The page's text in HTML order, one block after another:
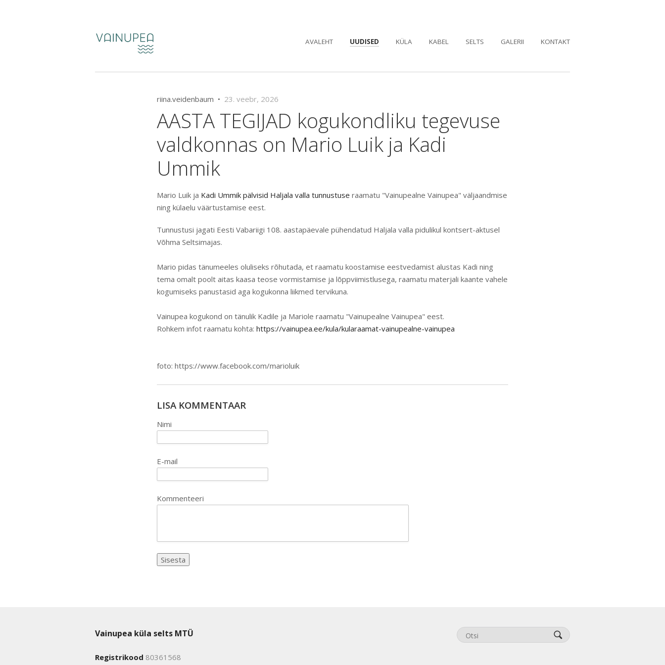
AVALEHT UUDISED KÜLA KABEL SELTS GALERII KONTAKT
riina.veidenbaum • 23. veebr, 2026
AASTA TEGIJAD kogukondliku tegevuse
valdkonnas on Mario Luik ja Kadi
Ummik
Mario Luik ja Kadi Ummik pälvisid Haljala valla tunnustuse raamatu "Vainupealne Vainupea" väljaandmise
ning külaelu väärtustamise eest.
Tunnustusi jagati Eesti Vabariigi 108. aastapäevale pühendatud Haljala valla pidulikul kontsert-aktusel
Võhma Seltsimajas.
Mario pidas tänumeeles oluliseks rõhutada, et raamatu koostamise eestvedamist alustas Kadi ning
tema omalt poolt aitas kaasa teose vormistamise ja lõppviimistlusega, raamatu materjali kaante vahele
kogumiseks panustasid aga kogukonna liikmed tervikuna.
Vainupea kogukond on tänulik Kadile ja Mariole raamatu "Vainupealne Vainupea" eest.
Rohkem infot raamatu kohta: https://vainupea.ee/kula/kularaamat-vainupealne-vainupea
foto: https://www.facebook.com/marioluik
LISA KOMMENTAAR
Nimi
E-mail
Kommenteeri
Vainupea küla selts MTÜ
Registrikood 80361568